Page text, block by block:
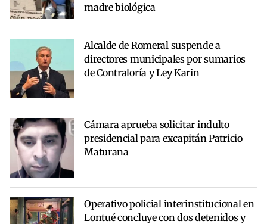
madre biológica
Alcalde de Romeral suspende a
directores municipales por sumarios
de Contraloría y Ley Karin
Cámara aprueba solicitar indulto
presidencial para excapitán Patricio
Maturana
Operativo policial interinstitucional en
Lontué concluye con dos detenidos y